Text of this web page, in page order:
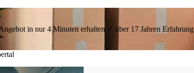
in nur 4 Minuten erhalten ✓ über 17 Jahren Erfahrung